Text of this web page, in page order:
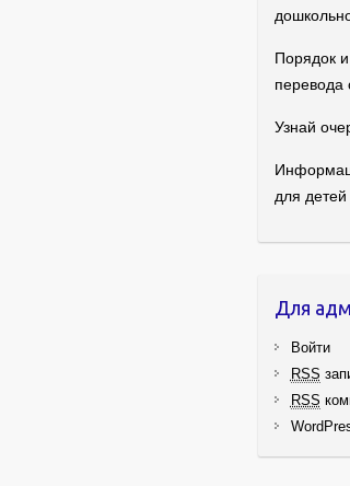
Порядок
перевода
Узнай
для
Для
Войти
RSS
RSS